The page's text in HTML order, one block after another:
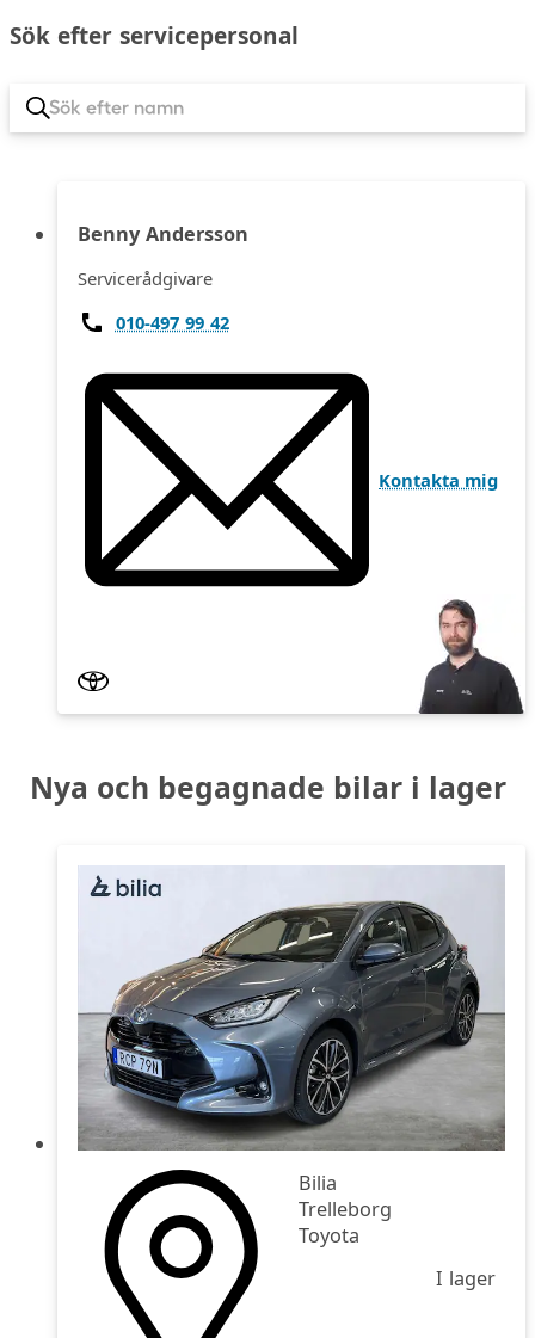
Sök efter servicepersonal
Benny Andersson
Servicerådgivare
010-497 99 42
Kontakta mig
Nya och begagnade bilar i lager
Bilia
Trelleborg
Toyota
I lager